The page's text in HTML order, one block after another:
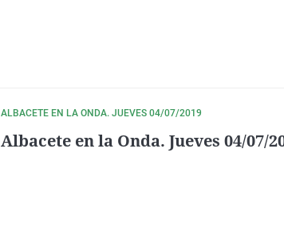
ALBACETE EN LA ONDA. JUEVES 04/07/2019
Albacete en la Onda. Jueves 04/07/